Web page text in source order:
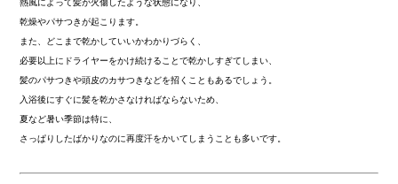
熱風によって髪が火傷したような状態になり、
乾燥やパサつきが起こります。
また、どこまで乾かしていいかわかりづらく、
必要以上にドライヤーをかけ続けることで乾かしすぎてしまい、
髪のパサつきや頭皮のカサつきなどを招くこともあるでしょう。
入浴後にすぐに髪を乾かさなければならないため、
夏など暑い季節は特に、
さっぱりしたばかりなのに再度汗をかいてしまうことも多いです。